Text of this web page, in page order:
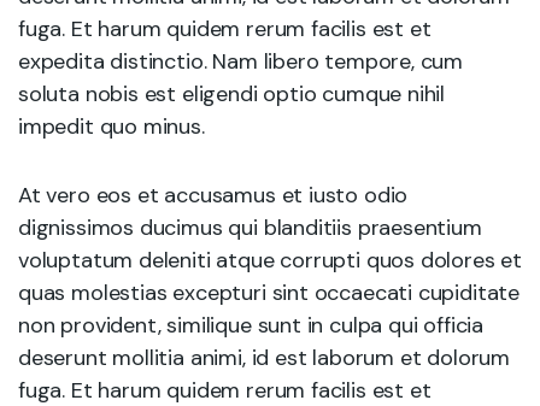
fuga. Et harum quidem rerum facilis est et
expedita distinctio. Nam libero tempore, cum
soluta nobis est eligendi optio cumque nihil
impedit quo minus.
At vero eos et accusamus et iusto odio
dignissimos ducimus qui blanditiis praesentium
voluptatum deleniti atque corrupti quos dolores et
quas molestias excepturi sint occaecati cupiditate
non provident, similique sunt in culpa qui officia
deserunt mollitia animi, id est laborum et dolorum
fuga. Et harum quidem rerum facilis est et